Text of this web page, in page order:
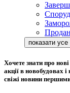
Хочете знати про
акції в новобудовах
свіжі новини